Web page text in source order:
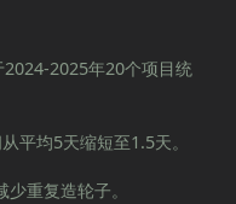
2025年20个项目统
平均5天缩短至1.5天。
重复造轮子。